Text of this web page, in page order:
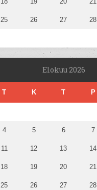
25 26 27 28
Elokuu 2026
T K T P
4 5 6 7
11 12 13 14
18 19 20 21
25 26 27 28